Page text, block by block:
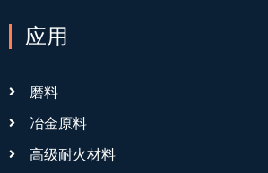
应用
磨料
冶金原料
高级耐火材料